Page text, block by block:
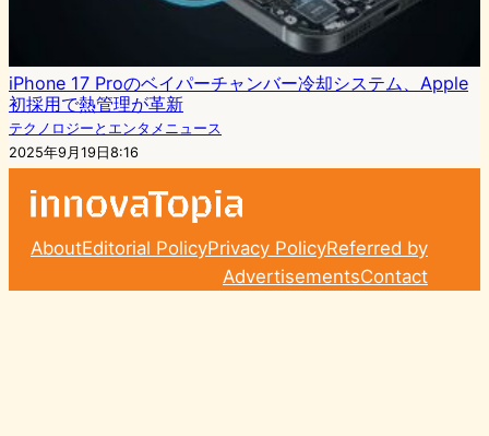
iPhone 17 Proのベイパーチャンバー冷却システム、Apple
初採用で熱管理が革新
テクノロジーとエンタメニュース
2025年9月19日8:16
AboutEditorial PolicyPrivacy PolicyReferred by
AdvertisementsContact